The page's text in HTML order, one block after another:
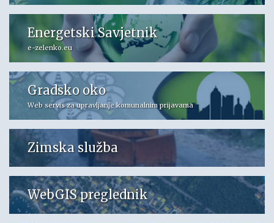
Energetski Savjetnik
e-zelenko.eu
Gradsko oko
Web servis za upravljanje komunalnim prijavama
Zimska služba
WebGIS preglednik